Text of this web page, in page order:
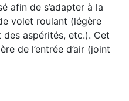
afin de s’adapter à la
volet roulant (légère
aspérités, etc.). Cet
de l’entrée d’air (joint